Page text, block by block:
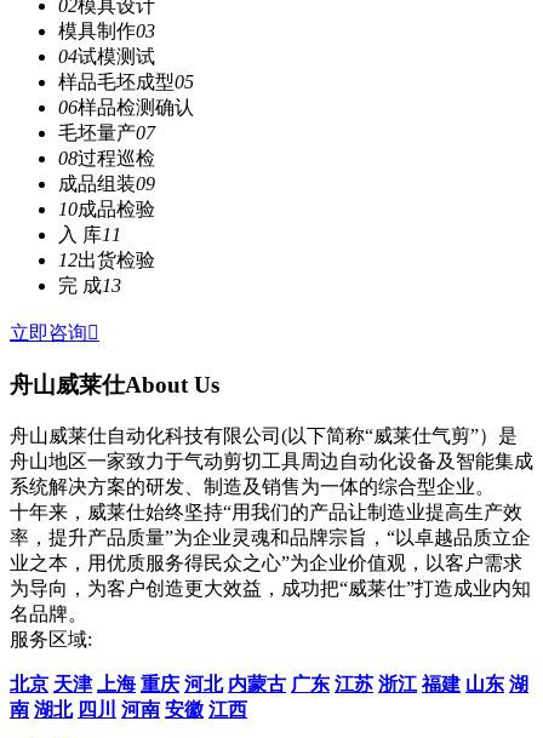
02模具设计
模具制作03
04试模测试
样品毛坯成型05
06样品检测确认
毛坯量产07
08过程巡检
成品组装09
10成品检验
入 库11
12出货检验
完 成13
立即咨询
舟山威莱仕About Us
舟山威莱仕自动化科技有限公司(以下简称“威莱仕气剪”）是
舟山地区一家致力于气动剪切工具周边自动化设备及智能集成
系统解决方案的研发、制造及销售为一体的综合型企业。
十年来，威莱仕始终坚持“用我们的产品让制造业提高生产效
率，提升产品质量”为企业灵魂和品牌宗旨，“以卓越品质立企
业之本，用优质服务得民众之心”为企业价值观，以客户需求
为导向，为客户创造更大效益，成功把“威莱仕”打造成业内知
名品牌。
服务区域:
北京 天津 上海 重庆 河北 内蒙古 广东 江苏 浙江 福建 山东 湖
南 湖北 四川 河南 安徽 江西